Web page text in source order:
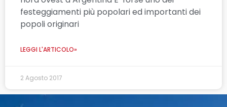
festeggiamenti più popolari ed importanti dei
popoli originari
LEGGI L'ARTICOLO»
2 Agosto 2017